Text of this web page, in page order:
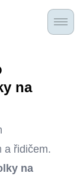
na
a řidičem.
na